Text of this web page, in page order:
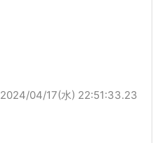
2024/04/17(水) 22:51:33.23